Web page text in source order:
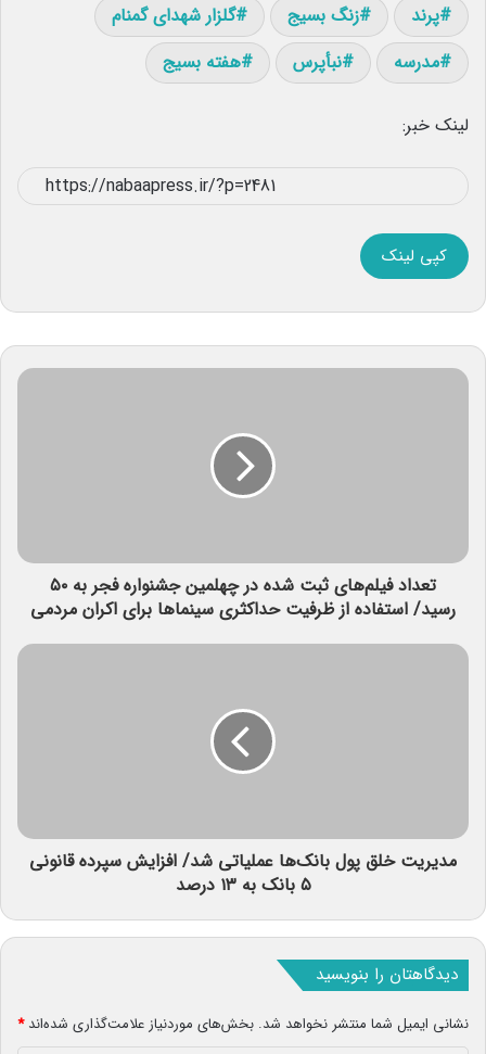
پرند زنگ بسیج
گلزار شهدای گمنام
مدرسه
نبأپرس هفته بسیج
لینک خبر:
کپی لینک
تعداد فیلم‌های ثبت شده در چهلمین جشنواره فجر به ۵۰
رسید/ استفاده از ظرفیت حداکثری سینماها برای اکران مردمی
مدیریت خلق پول بانک‌ها عملیاتی شد/ افزایش سپرده قانونی
۵ بانک به ۱۳ درصد
دیدگاهتان را بنویسید
نشانی ایمیل شما منتشر نخواهد شد. بخش‌های موردنیاز علامت‌گذاری شده‌اند*